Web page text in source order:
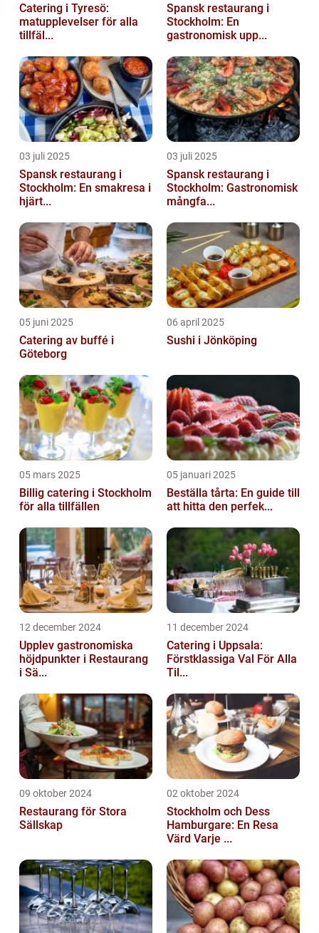
Catering i Tyresö:
matupplevelser för alla
tillfäl...
Spansk restaurang i
Stockholm: En
gastronomisk upp...
03 juli 2025
Spansk restaurang i
Stockholm: En smakresa i
hjärt...
03 juli 2025
Spansk restaurang i
Stockholm: Gastronomisk
mångfa...
05 juni 2025
Catering av buffé i
Göteborg
06 april 2025
Sushi i Jönköping
05 mars 2025
Billig catering i Stockholm
för alla tillfällen
05 januari 2025
Beställa tårta: En guide till
att hitta den perfek...
12 december 2024
Upplev gastronomiska
höjdpunkter i Restaurang
i Sä...
11 december 2024
Catering i Uppsala:
Förstklassiga Val För Alla
Til...
09 oktober 2024
Restaurang för Stora
Sällskap
02 oktober 2024
Stockholm och Dess
Hamburgare: En Resa
Värd Varje ...